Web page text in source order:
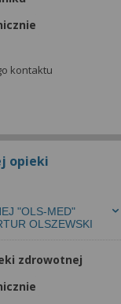
kontaktu
opieki
"OLS-MED"
OLSZEWSKI
zdrowotnej
Twoich
chcesz
tego dokonać